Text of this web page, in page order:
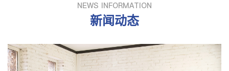
NEWS INFORMATION
新闻动态